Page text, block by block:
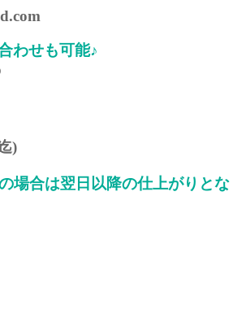
わせも可能♪
)
場合は翌日以降の仕上がりとな